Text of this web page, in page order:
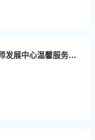
党委教师工作部、人事处、教师发展中心温馨服务提示（第13周）